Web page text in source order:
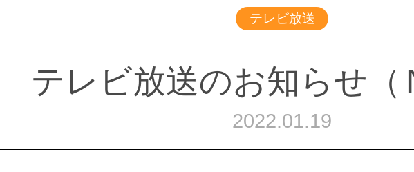
テレビ放送
テレビ放送のお知らせ（
2022.01.19